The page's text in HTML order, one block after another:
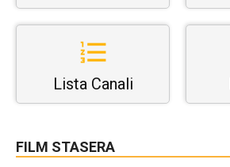
Lista Canali
FILM STASERA